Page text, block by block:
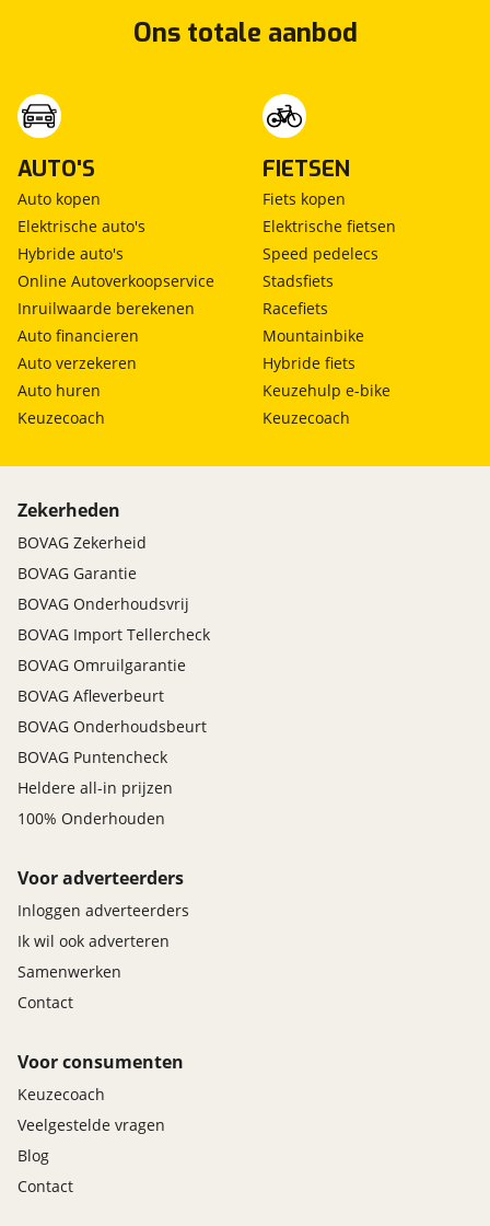
Ons totale aanbod
AUTO'S
Auto kopen
Elektrische auto's
Hybride auto's
Online Autoverkoopservice
Inruilwaarde berekenen
Auto financieren
Auto verzekeren
Auto huren
Keuzecoach
FIETSEN
Fiets kopen
Elektrische fietsen
Speed pedelecs
Stadsfiets
Racefiets
Mountainbike
Hybride fiets
Keuzehulp e-bike
Keuzecoach
Zekerheden
BOVAG Zekerheid
BOVAG Garantie
BOVAG Onderhoudsvrij
BOVAG Import Tellercheck
BOVAG Omruilgarantie
BOVAG Afleverbeurt
BOVAG Onderhoudsbeurt
BOVAG Puntencheck
Heldere all-in prijzen
100% Onderhouden
Voor adverteerders
Inloggen adverteerders
Ik wil ook adverteren
Samenwerken
Contact
Voor consumenten
Keuzecoach
Veelgestelde vragen
Blog
Contact